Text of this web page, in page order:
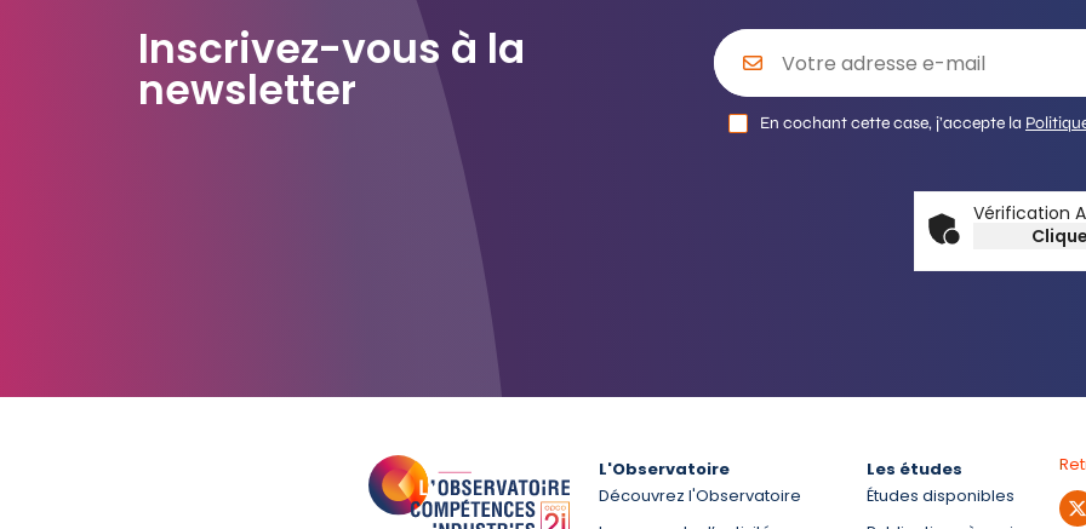
Inscrivez-vous à la
newsletter
En cochant cette case, j’accepte la
Vérification
L'Observatoire
Découvrez l'Observatoire
Les études
Études disponibles